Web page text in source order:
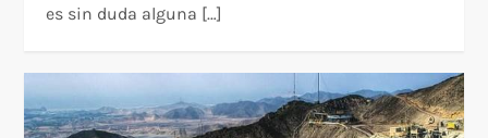
es sin duda alguna […]